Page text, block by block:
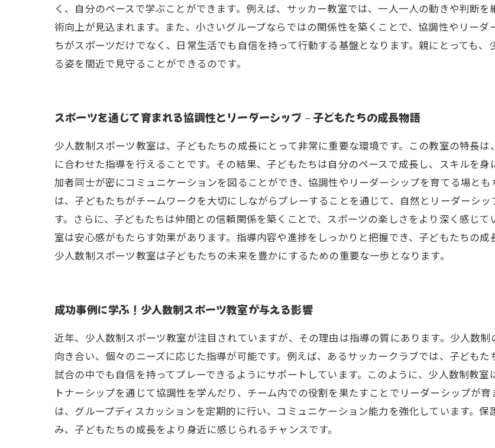
く、自分のペースで学ぶことができます。例えば、サッカー教室では、一人一人の動きや判断
術向上が見込まれます。また、小さいグループならではの関係性を築くことで、協調性やリー
ちがスポーツだけでなく、日常生活でも自信を持って行動する基盤となります。親にとっても
る姿を間近で見守ることができるのです。
スポーツを通じて育まれる協調性とリーダーシップ－子どもたちの成長物語
少人数制スポーツ教室は、子どもたちの成長にとって非常に重要な環境です。この教室の特長
に合わせた指導を行えることです。その結果、子どもたちは自分のペースで成長し、スキルを
加者同士が密にコミュニケーションを図ることができ、協調性やリーダーシップを育てる場と
は、子どもたちがチームワークを大切にしながらプレーすることを通じて、自然とリーダーシ
す。さらに、子どもたちは仲間との信頼関係を築くことで、スポーツの楽しさをより深く感じ
室は安心感がもたらす効果があります。指導内容や進捗をしっかりと把握でき、子どもたちの成
少人数制スポーツ教室は子どもたちの未来を豊かにするための重要な一歩となります。
成功事例に学ぶ！少人数制スポーツ教室が与える影響
近年、少人数制スポーツ教室が注目されていますが、その理由は指導の質にあります。少人数
向き合い、個々のニーズに応じた指導が可能です。例えば、あるサッカークラブでは、子どもた
試合の中でも自信を持ってプレーできるようにサポートしています。このように、少人数制教
トナーシップを通じて協調性を学んだり、チーム内での役割を果たすことでリーダーシップが
は、グループディスカッションを定期的に行い、コミュニケーション能力を強化しています。
み、子どもたちの成長をより身近に感じられるチャンスです。